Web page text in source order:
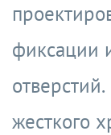
фиксации
жесткого